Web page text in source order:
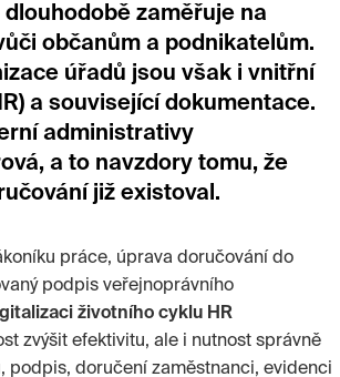
zaměřuje na
občanům a podnikatelům.
úřadů jsou však i vnitřní
a související dokumentace.
administrativy
a to navzdory tomu, že
již existoval.
práce, úprava doručování do
podpis veřejnoprávního
životního cyklu HR
zvýšit efektivitu, ale i nutnost správně
podpis, doručení zaměstnanci, evidenci